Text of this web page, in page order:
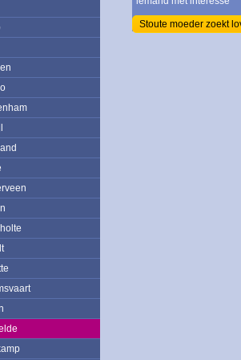
Stoute moeder zoekt